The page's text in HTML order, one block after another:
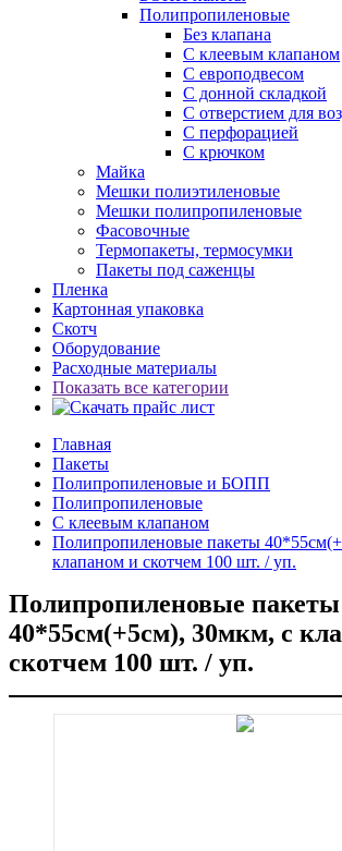
Полипропиленовые
Без клапана
C клеевым клапаном
С европодвесом
С донной складкой
С отверстием для
С перфорацией
С крючком
Майка
Мешки полиэтиленовые
Мешки полипропиленовые
Фасовочные
Термопакеты, термосумки
Пакеты под саженцы
Пленка
Картонная упаковка
Скотч
Оборудование
Расходные материалы
Показать все категории
Главная
Пакеты
Полипропиленовые и БОПП
Полипропиленовые
C клеевым клапаном
Полипропиленовые пакеты
клапаном и скотчем 100 шт. / уп.
Полипропиленовые пакеты
40*55см(+5см), 30мкм, с
скотчем 100 шт. / уп.